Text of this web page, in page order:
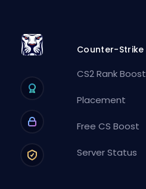
Counter-Strike
CS2 Rank Boost
Placement
Free CS Boost
Server Status